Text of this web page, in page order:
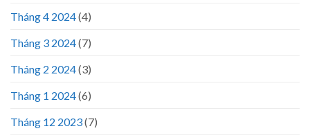
Tháng 4 2024(4)
Tháng 3 2024(7)
Tháng 2 2024(3)
Tháng 1 2024(6)
Tháng 12 2023(7)